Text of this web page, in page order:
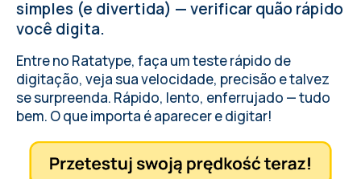
simples (e divertida) — verificar quão rápido
você digita.
Entre no Ratatype, faça um teste rápido de
digitação, veja sua velocidade, precisão e talvez
se surpreenda. Rápido, lento, enferrujado — tudo
bem. O que importa é aparecer e digitar!